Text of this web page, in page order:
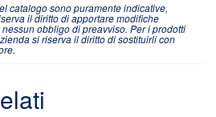
catalogo sono puramente indicative,
il diritto di apportare modifiche
obbligo di preavviso. Per i prodotti
si riserva il diritto di sostituirli con